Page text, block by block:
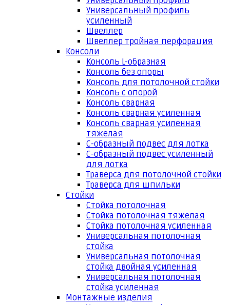
Универсальный профиль
усиленный
Швеллер
Швеллер тройная перфорация
Консоли
Консоль L-образная
Консоль без опоры
Консоль для потолочной стойки
Консоль с опорой
Консоль сварная
Консоль сварная усиленная
Консоль сварная усиленная
тяжелая
С-образный подвес для лотка
С-образный подвес усиленный
для лотка
Траверса для потолочной стойки
Траверса для шпильки
Стойки
Стойка потолочная
Стойка потолочная тяжелая
Стойка потолочная усиленная
Универсальная потолочная
стойка
Универсальная потолочная
стойка двойная усиленная
Универсальная потолочная
стойка усиленная
Монтажные изделия